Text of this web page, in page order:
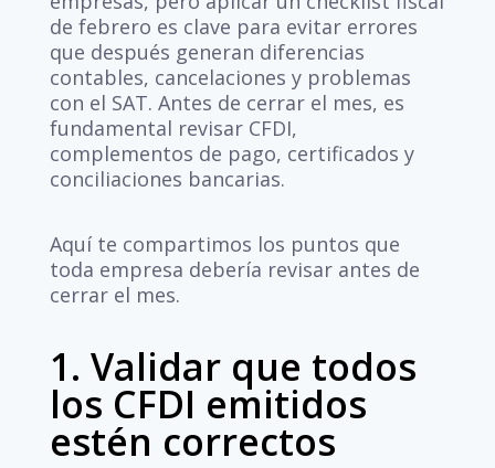
de febrero es clave para evitar errores
que después generan diferencias
contables, cancelaciones y problemas
con el SAT. Antes de cerrar el mes, es
fundamental revisar CFDI,
complementos de pago, certificados y
conciliaciones bancarias.
Aquí te compartimos los puntos que
toda empresa debería revisar antes de
cerrar el mes.
1. Validar que todos
los CFDI emitidos
estén correctos